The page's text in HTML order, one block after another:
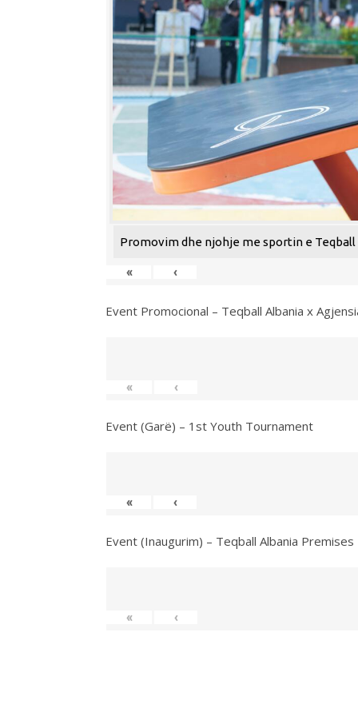
Promovim dhe njohje me sportin e
« ‹
Event Promocional – Teqball Albania x
« ‹
Event (Garë) – 1st Youth Tournament
« ‹
Event (Inaugurim) – Teqball Albania Premises
« ‹